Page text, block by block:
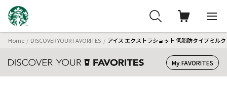
Home DISCOVER YOUR FAVORITES アイス エクストラショット 低脂肪タイプミル
My FAVORITES